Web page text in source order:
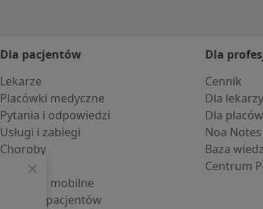
Dla pacjentów
Lekarze
Placówki medyczne
Pytania i odpowiedzi
Usługi i zabiegi
Choroby
Pomoc
Aplikacje mobilne
Blog dla pacjentów
Dla
Cennik
Dla lekarzy
Dla
Noa Notes
Baza
Centrum